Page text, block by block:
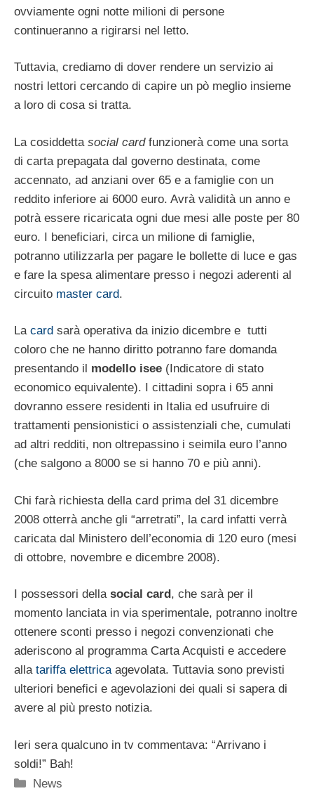
ovviamente ogni notte milioni di persone
continueranno a rigirarsi nel letto.
Tuttavia, crediamo di dover rendere un servizio ai
nostri lettori cercando di capire un pò meglio insieme
a loro di cosa si tratta.
La cosiddetta social cardfunzionerà come una sorta
di carta prepagata dal governo destinata, come
accennato, ad anziani over 65 e a famiglie con un
reddito inferiore ai 6000 euro. Avrà validità un anno e
potrà essere ricaricata ogni due mesi alle poste per 80
euro. I beneficiari, circa un milione di famiglie,
potranno utilizzarla per pagare le bollette di luce e gas
e fare la spesa alimentare presso i negozi aderenti al
circuito master card.
La card sarà operativa da inizio dicembre e tutti
coloro che ne hanno diritto potranno fare domanda
presentando il modello isee (Indicatore di stato
economico equivalente). I cittadini sopra i 65 anni
dovranno essere residenti in Italia ed usufruire di
trattamenti pensionistici o assistenziali che, cumulati
ad altri redditi, non oltrepassino i seimila euro l’anno
(che salgono a 8000 se si hanno 70 e più anni).
Chi farà richiesta della card prima del 31 dicembre
2008 otterrà anche gli “arretrati”, la card infatti verrà
caricata dal Ministero dell’economia di 120 euro (mesi
di ottobre, novembre e dicembre 2008).
I possessori della social card, che sarà per il
momento lanciata in via sperimentale, potranno inoltre
ottenere sconti presso i negozi convenzionati che
aderiscono al programma Carta Acquisti e accedere
alla tariffa elettricaagevolata. Tuttavia sono previsti
ulteriori benefici e agevolazioni dei quali si sapera di
avere al più presto notizia.
Ieri sera qualcuno in tv commentava: “Arrivano i
soldi!” Bah!
Categorie
News